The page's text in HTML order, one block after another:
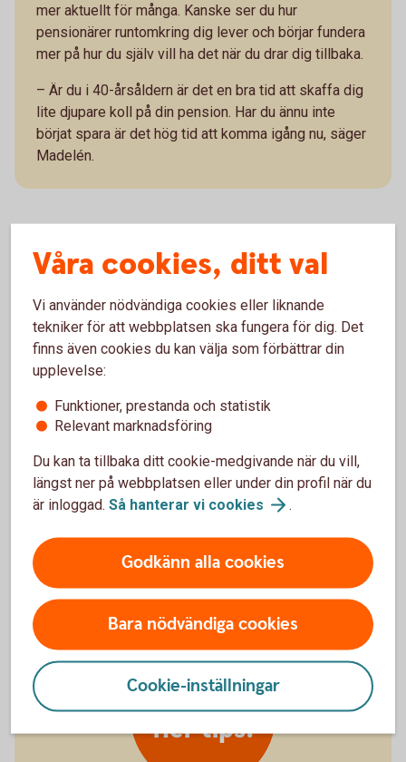
mer aktuellt för många. Kanske ser du hur
pensionärer runtomkring dig lever och börjar fundera
mer på hur du själv vill ha det när du drar dig tillbaka.
– Är du i 40-årsåldern är det en bra tid att skaffa dig
lite djupare koll på din pension. Har du ännu inte
börjat spara är det hög tid att komma igång nu, säger
Madelén.
Snabba tips
Se till att få tjänstepension eller att bli
kompenserad om du har ett jobb som inte ger
dig tjänstepension.
du kan ta risk i ditt pensionssparande och få
möjlighet till högre avkastning. Om du sparar i
fonder, tänk på att avgiften spelar roll i längden.
Bildar man familj och den ena jobbar deltid och
tar större ansvar under småbarnsår bör man
kompensera varandra ekonomiskt för det.
40-åring
fler tips!
Våra cookies, ditt val
Vi använder nödvändiga cookies eller liknande
tekniker för att webbplatsen ska fungera för dig. Det
finns även cookies du kan välja som förbättrar din
upplevelse:
Funktioner, prestanda och statistik
Relevant marknadsföring
Du kan ta tillbaka ditt cookie-medgivande när du vill,
längst ner på webbplatsen eller under din profil när du
är inloggad. Så hanterar vi cookies .
Godkänn alla cookies
Bara nödvändiga cookies
Cookie-inställningar